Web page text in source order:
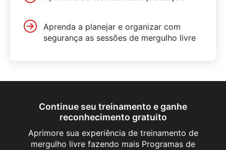
Aprenda a planejar e organizar com
segurança as sessões de mergulho livre
Continue seu treinamento e ganhe
reconhecimento gratuito
Aprimore sua experiência de treinamento de
mergulho livre fazendo mais Programas de